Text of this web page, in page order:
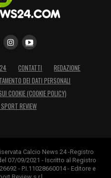
CONTATTI
REDAZIONE
DEI DATI PERSONALI
COOKIE (COOKIE POLICY)
REVIEW
Calcio News 24 -Registro
07/09/2021 - Iscritto al Registro
- P.I.11028660014 - Editore e